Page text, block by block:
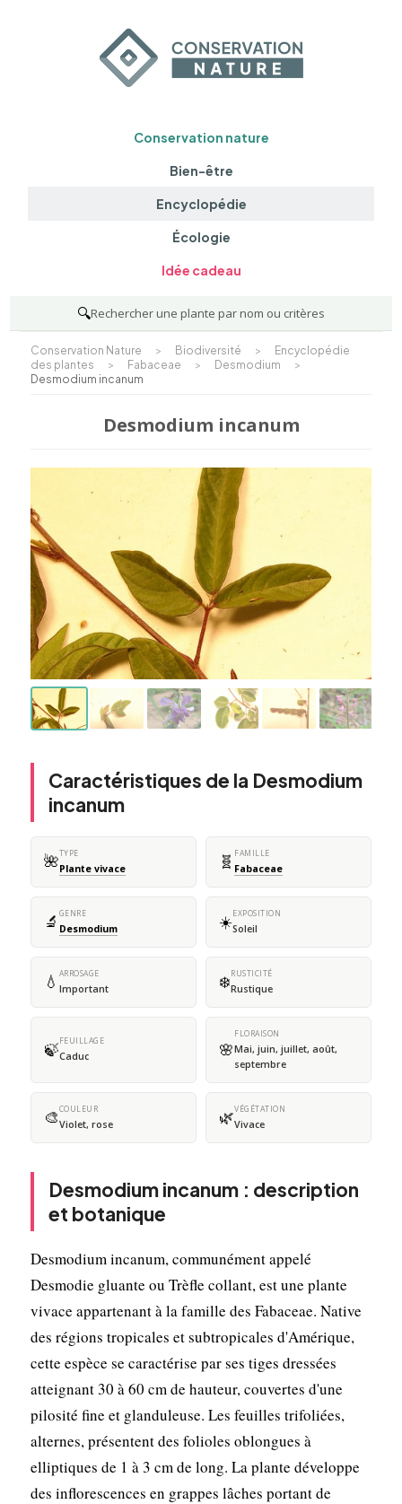
Conservation nature
Bien-être
Encyclopédie
Écologie
Idée cadeau
🔍Rechercher une plante par nom ou critères
Conservation Nature > Biodiversité >
Encyclopédie
des plantes
> Fabaceae > Desmodium
>
Desmodium incanum
Desmodium incanum
Caractéristiques de la Desmodium
incanum
🌺TYPE
Plante vivace 🧬 FAMILLE
Fabaceae
🔬 GENRE
Desmodium ☀️EXPOSITION
Soleil
💧 ARROSAGE
Important ❄️RUSTICITÉ
Rustique
🍃FEUILLAGE
Caduc 🌸
FLORAISON
Mai, juin, juillet, août,
septembre
🎨COULEUR
Violet, rose 🌿VÉGÉTATION
Vivace
Desmodium incanum : description
et botanique
Desmodium incanum, communément appelé
Desmodie gluante ou Trèfle collant, est une plante
vivace appartenant à la famille des Fabaceae. Native
des régions tropicales et subtropicales d'Amérique,
cette espèce se caractérise par ses tiges dressées
atteignant 30 à 60 cm de hauteur, couvertes d'une
pilosité fine et glanduleuse. Les feuilles trifoliées,
alternes, présentent des folioles oblongues à
elliptiques de 1 à 3 cm de long. La plante développe
des inflorescences en grappes lâches portant de